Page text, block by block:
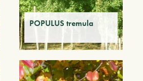
POPULUS tremula